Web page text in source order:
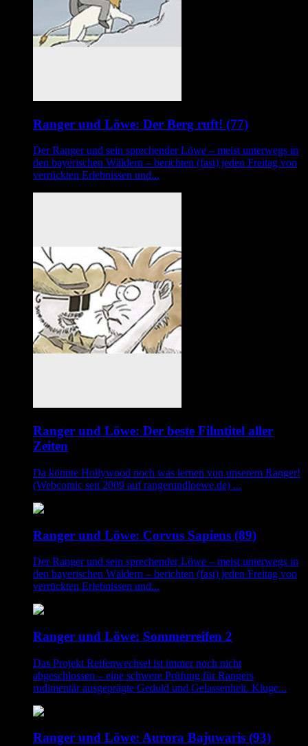
Ranger und Löwe: Der Berg ruft! (77)
Der Ranger und sein sprechender Löwe – meist unterwegs in
den bayerischen Wäldern – berichten (fast) jeden Freitag von
verrückten Erlebnissen und...
Ranger und Löwe: Der beste Filmtitel aller
Zeiten
Da könnte Hollywood noch was lernen von unserem Ranger!
(Webcomic seit 2009 auf rangerundloewe.de) ...
Ranger und Löwe: Corvus Sapiens (89)
Der Ranger und sein sprechender Löwe – meist unterwegs in
den bayerischen Wäldern – berichten (fast) jeden Freitag von
verrückten Erlebnissen und...
Ranger und Löwe: Sommerreifen 2
Das Projekt Reifenwechsel ist immer noch nicht
abgeschlossen – eine schwere Prüfung für Rangers
rudimentär ausgeprägte Geduld und Gelassenheit. Kluge...
Ranger und Löwe: Aurora Bajuwaris (93)